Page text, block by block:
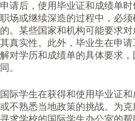
申请后，使用毕业证和成绩单
职场或继续深造的过程中，必
的。某些国家和机构可能要求
其真实性。此外，毕业生在申
解对学历和成绩单的具体要求
同。
国际学生在获得和使用毕业证
或不熟悉当地政策的挑战。为